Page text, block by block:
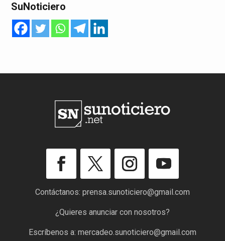
SuNoticiero
Contáctanos: prensa.sunoticiero@gmail.com
¿Quieres anunciar con nosotros?
Escríbenos a: mercadeo.sunoticiero@gmail.com